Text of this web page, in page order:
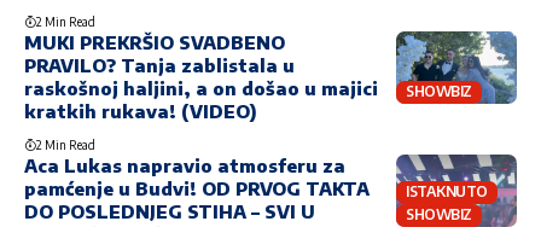
2 Min Read
SHOWBIZ
MUKI PREKRŠIO SVADBENO
PRAVILO? Tanja zablistala u
raskošnoj haljini, a on došao u majici
kratkih rukava! (VIDEO)
2 Min Read
ISTAKNUTO
SHOWBIZ
Aca Lukas napravio atmosferu za
pamćenje u Budvi! OD PRVOG TAKTA
DO POSLEDNJEG STIHA – SVI U